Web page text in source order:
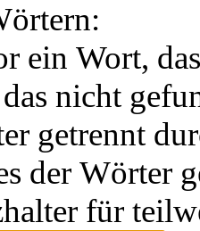
ein Wort,
nicht
getrennt
der Wörter
für